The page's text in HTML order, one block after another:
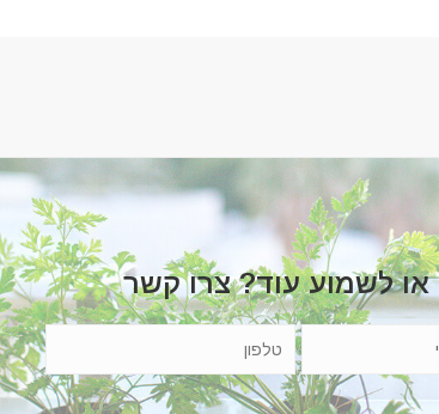
או לשמוע עוד? צרו קשר